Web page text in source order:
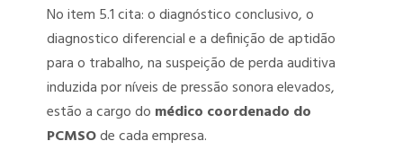
No item 5.1 cita: o diagnóstico conclusivo, o
diagnostico diferencial e a definição de aptidão
para o trabalho, na suspeição de perda auditiva
induzida por níveis de pressão sonora elevados,
estão a cargo do médico coordenado do
PCMSOde cada empresa.